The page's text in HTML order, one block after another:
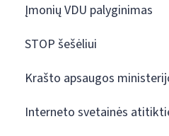
Įmonių VDU palyginimas
STOP šešėliui
Krašto apsaugos
Interneto svetainės